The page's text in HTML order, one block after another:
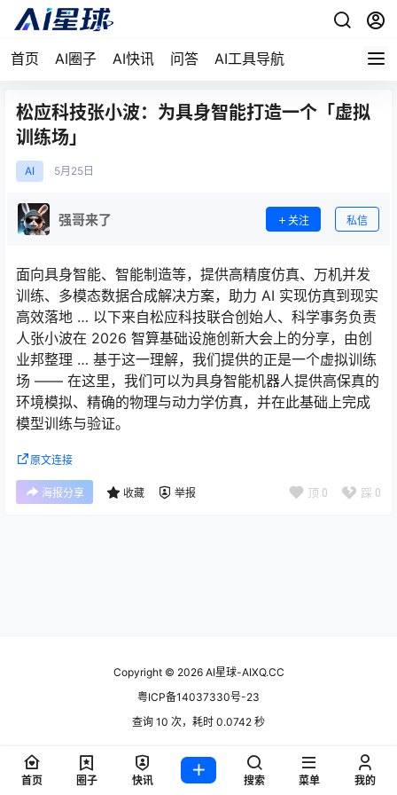
首页 AI圈子 AI快讯 问答 AI工具导航
松应科技张小波：为具身智能打造一个「虚拟
训练场」
AI 5月 25日
强哥来了 关注 私信
面向具身智能、智能制造等，提供高精度仿真、万机并发
训练、多模态数据合成解决方案，助力 AI 实现仿真到现实
高效落地 … 以下来自松应科技联合创始人、科学事务负责
人张小波在 2026 智算基础设施创新大会上的分享，由创
业邦整理 … 基于这一理解，我们提供的正是一个虚拟训练
场 —— 在这里，我们可以为具身智能机器人提供高保真的
环境模拟、精确的物理与动力学仿真，并在此基础上完成
模型训练与验证。
原文连接
海报分享 收藏 举报 顶 0 踩 0
Copyright © 2026AI星球-AIXQ.CC
粤ICP备14037330号-23
查询 10 次，耗时 0.0742 秒
首页 圈子 快讯 搜索 菜单 我的